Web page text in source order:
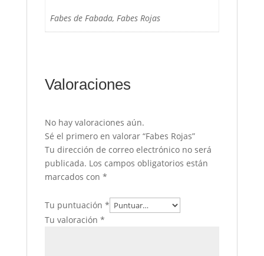
Fabes de Fabada, Fabes Rojas
Valoraciones
No hay valoraciones aún.
Sé el primero en valorar “Fabes Rojas”
Tu dirección de correo electrónico no será
publicada. Los campos obligatorios están
marcados con *
Tu puntuación *
Tu valoración *